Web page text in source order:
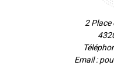
2 Place
Email :